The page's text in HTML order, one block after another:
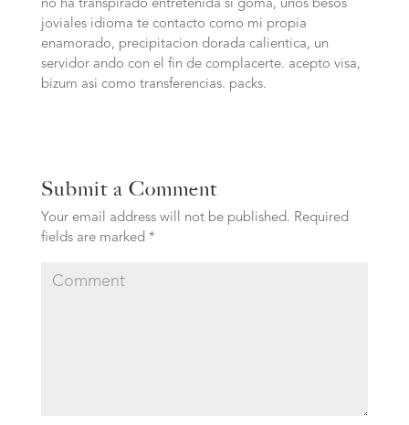
no ha transpirado entretenida si goma, unos besos
joviales idioma te contacto como mi propia
enamorado, precipitacion dorada calientica, un
servidor ando con el fin de complacerte. acepto visa,
bizum asi­ como transferencias. packs.
Submit a Comment
Your email address will not be published. Required
fields are marked *